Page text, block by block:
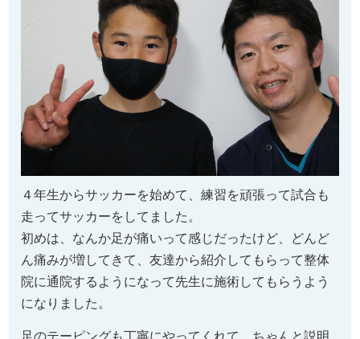
４年生からサッカーを始めて、練習を頑張って試合も
走ってサッカーをしてました。
初めは、なんか足が痛いって感じだったけど、どんど
ん痛みが増してきて、友達から紹介してもらって整体
院に通院するようになって先生に施術してもらうよう
になりました。
足のテーピングも丁寧にやってくれて、ちゃんと説明